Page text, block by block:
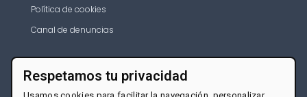
Política de cookies
Canal de denuncias
Respetamos tu privacidad